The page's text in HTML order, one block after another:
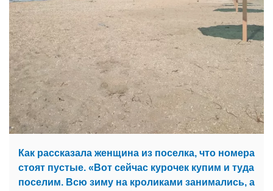
Как рассказала женщина из поселка, что номера
стоят пустые. «Вот сейчас курочек купим и туда
поселим. Всю зиму на кроликами занимались, а